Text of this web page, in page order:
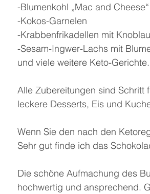
-Blumenkohl „Mac and Cheese“
-Kokos-Garnelen
-Krabbenfrikadellen mit
-Sesam-Ingwer-Lachs mit
und viele weitere Keto-Gerichte.
Alle Zubereitungen sind Schritt
leckere Desserts, Eis und
Wenn Sie den nach den
Sehr gut finde ich das
Die schöne Aufmachung des
hochwertig und ansprechend.